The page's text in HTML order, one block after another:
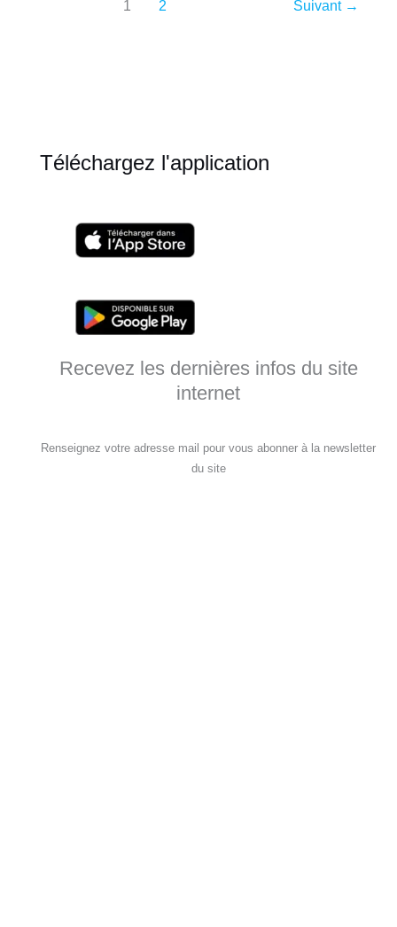
1 2 Suivant →
Téléchargez l'application
Recevez les dernières infos du site
internet
Renseignez votre adresse mail pour vous abonner à la newsletter
du site